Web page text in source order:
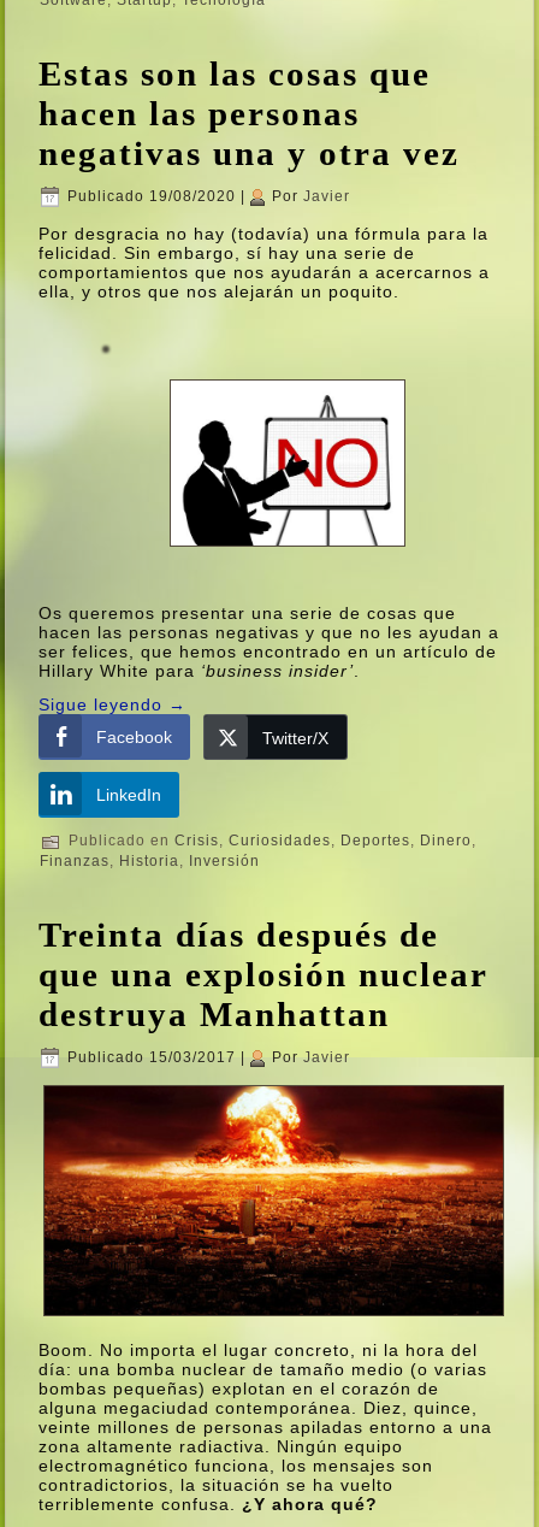
Estas son las cosas que
hacen las personas
negativas una y otra vez
Publicado 19/08/2020 Por Javier
Por desgracia no hay (todaví­a) una fórmula para la
felicidad. Sin embargo, sí­ hay una serie de
comportamientos que nos ayudarán a acercarnos a
ella, y otros que nos alejarán un poquito.
Os queremos presentar una serie de cosas que
hacen las personas negativas y que no les ayudan a
ser felices, que hemos encontrado en un artí­culo de
Hillary White para ‘business insider’
Sigue leyendo →
Facebook
Twitter/X
LinkedIn
Publicado en Crisis,Curiosidades, Deportes, Dinero,
Finanzas, Historia, Inversión
Treinta dí­as después de
que una explosión nuclear
destruya Manhattan
Publicado 15/03/2017 Por Javier
Boom. No importa el lugar concreto, ni la hora del
dí­a: una bomba nuclear de tamaño medio (o varias
bombas pequeñas) explotan en el corazón de
alguna megaciudad contemporánea. Diez, quince,
veinte millones de personas apiladas entorno a una
zona altamente radiactiva. Ningún equipo
electromagnético funciona, los mensajes son
contradictorios, la situación se ha vuelto
terriblemente confusa. ¿Y ahora qué?